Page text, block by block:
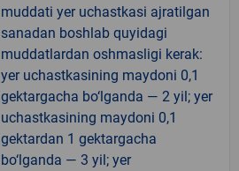
muddati yer uchastkasi ajratilgan
sanadan boshlab quyidagi
muddatlardan oshmasligi kerak:
yer uchastkasining maydoni 0,1
gektargacha bo‘lganda — 2 yil; yer
uchastkasining maydoni 0,1
gektardan 1 gektargacha
bo‘lganda — 3 yil; yer